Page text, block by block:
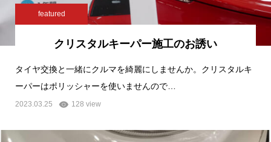
featured
クリスタルキーパー施工のお誘い
タイヤ交換と一緒にクルマを綺麗にしませんか。クリスタルキ
ーパーはポリッシャーを使いませんので…
2023.03.25 128 view